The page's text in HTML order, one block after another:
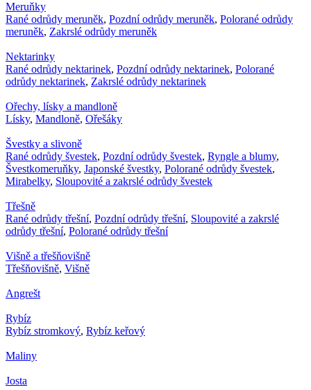
Meruňky
Rané odrůdy meruněk, Pozdní odrůdy meruněk, Polorané odrůdy
meruněk, Zakrslé odrůdy meruněk
Nektarinky
Rané odrůdy nektarinek, Pozdní odrůdy nektarinek, Polorané
odrůdy nektarinek, Zakrslé odrůdy nektarinek
Ořechy, lísky a mandloně
Lísky, Mandloně, Ořešáky
Švestky a slivoně
Rané odrůdy švestek, Pozdní odrůdy švestek, Ryngle a blumy,
Švestkomeruňky, Japonské švestky, Polorané odrůdy švestek,
Mirabelky, Sloupovité a zakrslé odrůdy švestek
Třešně
Rané odrůdy třešní, Pozdní odrůdy třešní, Sloupovité a zakrslé
odrůdy třešní, Polorané odrůdy třešní
Višně a třešňovišně
Třešňovišně, Višně
Angrešt
Rybíz
Rybíz stromkový, Rybíz keřový
Maliny
Josta